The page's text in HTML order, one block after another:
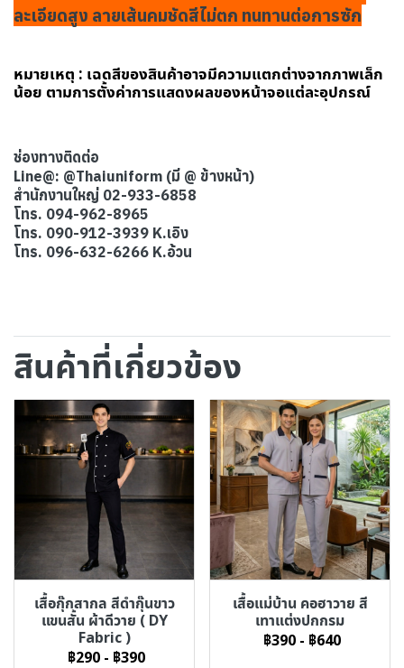
ละเอียดสูง ลายเส้นคมชัดสีไม่ตก ทนทานต่อการซัก
หมายเหตุ : เฉดสีของสินค้าอาจมีความแตกต่างจากภาพเล็ก
น้อย ตามการตั้งค่าการแสดงผลของหน้าจอแต่ละอุปกรณ์
ช่องทางติดต่อ
Line@: @Thaiuniform (มี @ ข้างหน้า)
สำนักงานใหญ่ 02-933-6858
โทร. 094-962-8965
โทร. 090-912-3939 K.เอิง
โทร. 096-632-6266 K.อ้วน
สินค้าที่เกี่ยวข้อง
เสื้อกุ๊กสากล สีดำกุ๊นขาว
แขนสั้น ผ้าดีวาย ( DY
Fabric )
฿290 - ฿390
เสื้อแม่บ้าน คอฮาวาย สี
เทาแต่งปกกรม
฿390 - ฿640